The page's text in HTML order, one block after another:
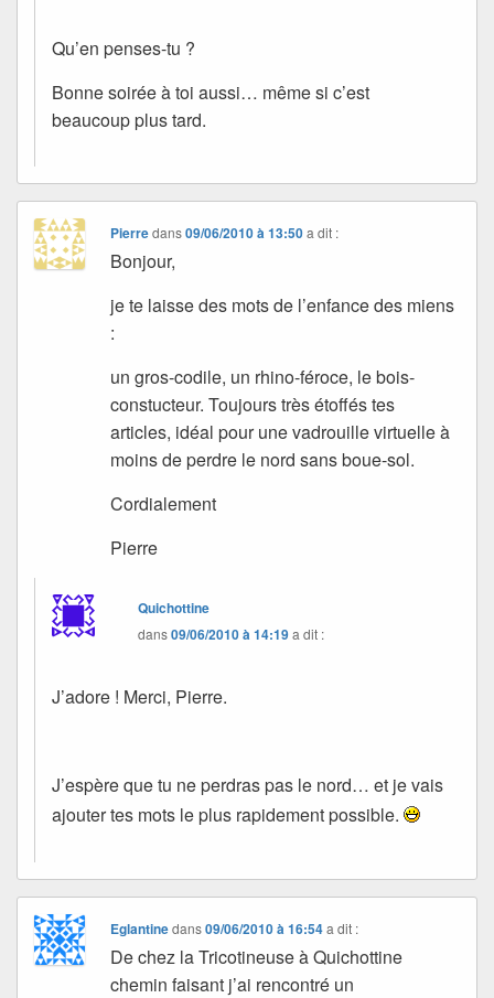
Qu’en penses-tu ?
Bonne soirée à toi aussi… même si c’est
beaucoup plus tard.
Pierredans09/06/2010 à 13:50 a dit :
Bonjour,
je te laisse des mots de l’enfance des miens
:
un gros-codile, un rhino-féroce, le bois-
constucteur. Toujours très étoffés tes
articles, idéal pour une vadrouille virtuelle à
moins de perdre le nord sans boue-sol.
Cordialement
Pierre
Quichottine
dans09/06/2010 à 14:19a dit :
J’adore ! Merci, Pierre.
J’espère que tu ne perdras pas le nord… et je vais
ajouter tes mots le plus rapidement possible.
Eglantinedans09/06/2010 à 16:54 a dit :
De chez la Tricotineuse à Quichottine
chemin faisant j’ai rencontré un